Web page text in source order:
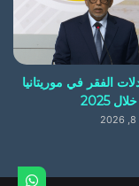
الفقر في موريتانيا